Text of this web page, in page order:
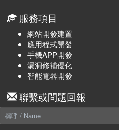
服務項目
網站開發建置
應用程式開發
手機APP開發
漏洞修補優化
智能電器開發
聯繫或問題回報